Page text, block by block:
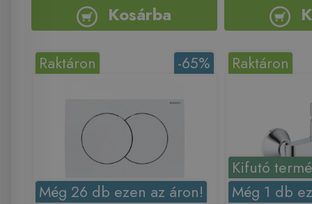
Kosárba
-65%
Raktáron
Még 26 db ezen az áron!
Kifutó
Még 1 db
Raktáron